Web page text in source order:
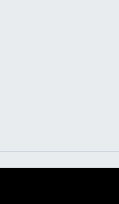
Tous les